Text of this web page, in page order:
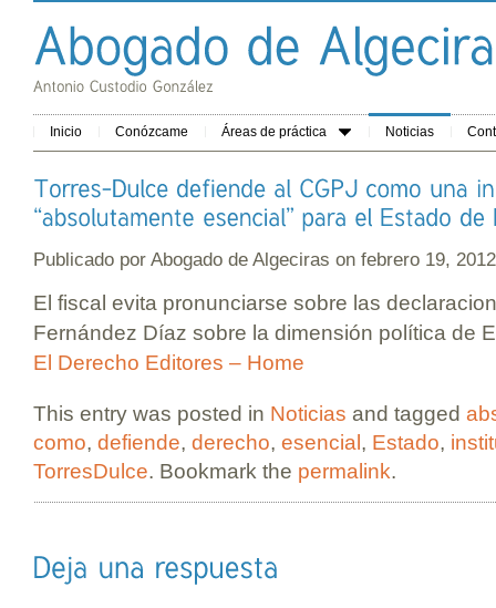
Inicio Conózcame Áreas de práctica Noticias
Publicado por Abogado de Algeciras on febrero 19,
El fiscal evita pronunciarse sobre las
Fernández Díaz sobre la dimensión política de
El Derecho Editores – Home
This entry was posted in Noticias and tagged
como, defiende, derecho, esencial , Estado,
TorresDulce. Bookmark the permalink.